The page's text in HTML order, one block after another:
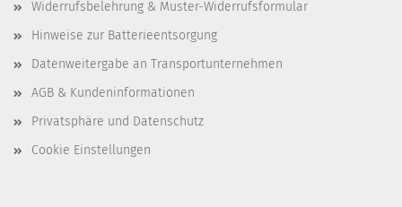
Widerrufsbelehrung & Muster-Widerrufsformular
Hinweise zur Batterieentsorgung
Datenweitergabe an Transportunternehmen
AGB & Kundeninformationen
Privatsphäre und Datenschutz
Cookie Einstellungen